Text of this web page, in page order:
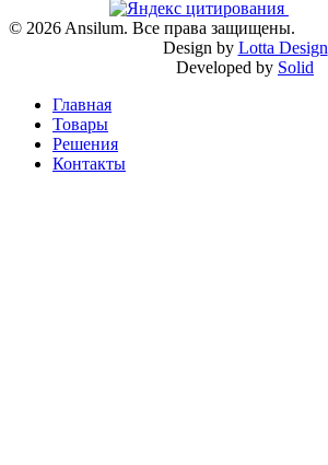
© 2026 Ansilum. Все права защищены.
Design by Lotta Design
Developed by Solid
Главная
Товары
Решения
Контакты